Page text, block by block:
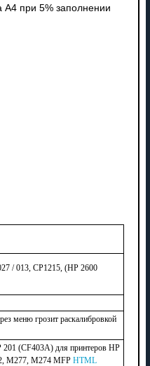
А4 при 5% заполнении
/ 013, CP1215, (HP 2600
меню грозит раскалибровкой
201 (CF403A) для принтеров HP
M277, M274 MFP HTML